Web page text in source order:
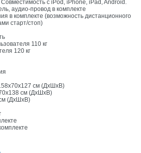
с iPod, iPhone, iPad, Android.
аудио-провод в комплекте
в комплекте (возможность дистанционного
старт/стоп)
110 кг
120 кг
см (ДхШхВ)
см (ДхШхВ)
(ДхШхВ)